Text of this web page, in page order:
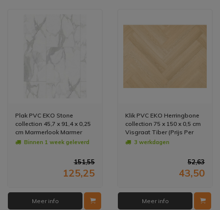
Plak PVC EKO Stone
collection 45,7 x 91,4 x 0,25
cm Marmerlook Marmer
(Doosinhoud: 3,34 m2)
Binnen 1 week geleverd
151,55
125,25
Meer info
Klik PVC EKO Herringbone
collection 75 x 150 x 0,5 cm
Visgraat Tiber (Prijs Per
M2)3 werkdagen
52,63
43,50
Meer info